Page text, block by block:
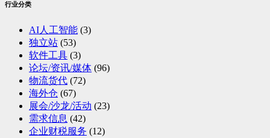
行业分类
AI人工智能 (3)
独立站 (53)
软件工具 (3)
论坛/资讯/媒体 (96)
物流货代 (72)
海外仓 (67)
展会/沙龙/活动 (23)
需求信息 (42)
企业财税服务 (12)